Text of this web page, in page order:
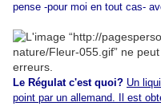
pense -pour moi en tout cas-
Le Régulat c'est quoi? Un
point par un allemand. Il est